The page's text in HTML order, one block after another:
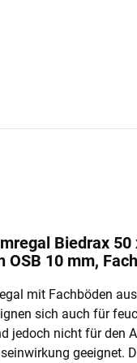
Biedrax 50
OSB 10 mm,
mit Fachböden
sich auch für
jedoch nicht für den
geeignet.